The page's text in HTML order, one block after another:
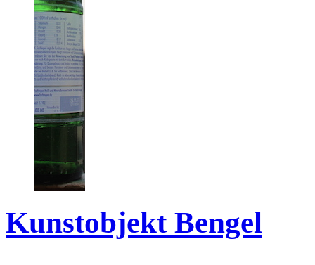
Kunstobjekt Bengel